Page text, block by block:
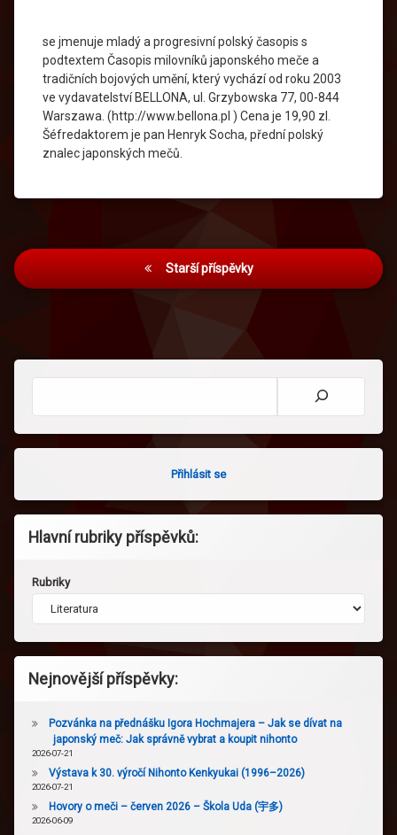
se jmenuje mladý a progresivní polský časopis s
podtextem Časopis milovníků japonského meče a
tradičních bojových umění, který vychází od roku 2003
ve vydavatelství BELLONA, ul. Grzybowska 77, 00-844
Warszawa. (http://www.bellona.pl ) Cena je 19,90 zl.
Šéfredaktorem je pan Henryk Socha, přední polský
znalec japonských mečů.
Navigace
pro
Starší příspěvky
Přihlásit se
Hlavní rubriky příspěvků:
Rubriky
Nejnovější příspěvky:
Pozvánka na přednášku Igora Hochmajera – Jak se dívat na
japonský meč: Jak správně vybrat a koupit nihonto
2026-07-21
Výstava k 30. výročí Nihonto Kenkyukai (1996–2026)
2026-07-21
Hovory o meči – červen 2026 – Škola Uda (宇多)
2026-06-09